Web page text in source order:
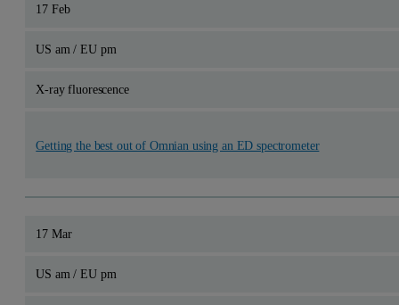
17 Feb
US am / EU pm
X-ray fluorescence
Getting the best out of Omnian using an ED spectrometer
17 Mar
US am / EU pm